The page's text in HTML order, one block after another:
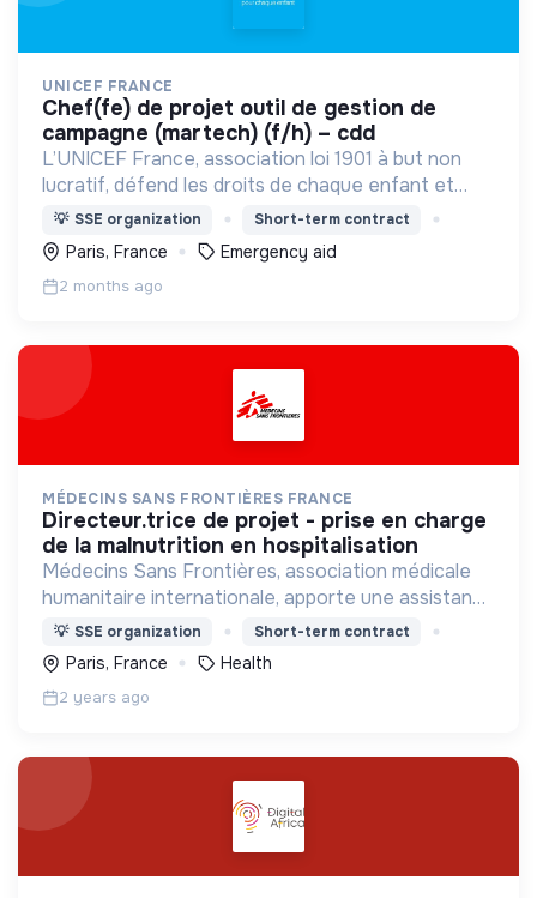
UNICEF FRANCE
chef(fe) de projet outil de gestion de
campagne (martech) (f/h) – cdd
L’UNICEF France, association loi 1901 à but non
lucratif, défend les droits de chaque enfant et
adolescent d’où qu’il vienne.
💡 SSE organization Short-term contract
Paris, France Emergency aid
2 months ago
MÉDECINS SANS FRONTIÈRES FRANCE
directeur.trice de projet - prise en charge
de la malnutrition en hospitalisation
Médecins Sans Frontières, association médicale
humanitaire internationale, apporte une assistance
médicale à des populations dont la vie est
menacée.
💡 SSE organization Short-term contract
Paris, France Health
2 years ago